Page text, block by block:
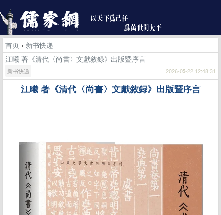
首页 › 新书快递
江曦 著《清代〈尚書〉文獻敘録》出版暨序言
新书快递 2026-05-22 12:48:31
江曦 著《清代〈尚書〉文獻敘録》出版暨序言